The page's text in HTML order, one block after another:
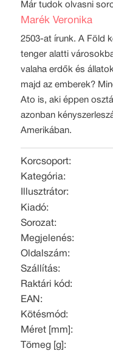
Már tudok olvasni
Marék Veronika
2503-at írunk. A Föld
tenger alatti
valaha erdők és
majd az emberek?
Ato is, aki éppen
azonban
Amerikában.
Korcsoport:
Kategória:
Illusztrátor:
Kiadó:
Sorozat:
Megjelenés:
Oldalszám:
Szállítás:
Raktári kód:
EAN:
Kötésmód:
Méret [mm]:
Tömeg [g]: